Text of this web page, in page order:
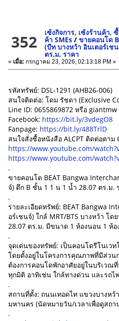
352 เซ้งกิจการ, เซ้งร้านค้า,
ค้า SMEs /ขายคอนโด
(บีท บางหว้า อินเตอร์เช
ตร.ม. ราคา
« เมื่อ: กรกฎาคม 23, 2026, 02:13:18 PM »
รหัสทรัพย์: DSL-1291 (AHB26-006)
สนใจติดต่อ: โดม รัชดา (Exclusive
Line ID: 0655869872 หรือ
Facebook: https://bit.ly/3vdegO8
Fanpage: https://bit.ly/488TrlD
สนใจสั่งซื้อหนังสือ ALCPT ติดต่อตาม
https://www.youtube.com/
https://www.youtube.com/
.
ขายคอนโด BEAT Bangwa
จ์) ตึก B ชั้น 1 1 น 1 น้ำ 28.07 ตร.ม.
.
รายละเอียดทรัพย์: BEAT Bangwa
อร์เชนจ์) ใกล้ MRT/BTS บางหว้า โ
28.07 ตร.ม. มีขนาด 1 ห้องนอน 1 ห้
.
จุดเด่นของทรัพย์: เป็นคอนโดรีโนเว
โดยตั้งอยู่ในโครงการคุณภาพที่มีส่วน
ต้องการคอนโดพักอาศัยอยู่ในบริเวณ
ทุกมิติ อาทิเช่น ใกล้ทางด่วน และรถไ
.
สถานที่ตั้ง: ถนนเทอดไท แขวงบางหว้
มหานคร (นัดหมายวัน/เวลาเพื่อดูสถา
.